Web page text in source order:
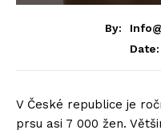
By:
Date:
V České republice je
prsu asi 7 000 žen.